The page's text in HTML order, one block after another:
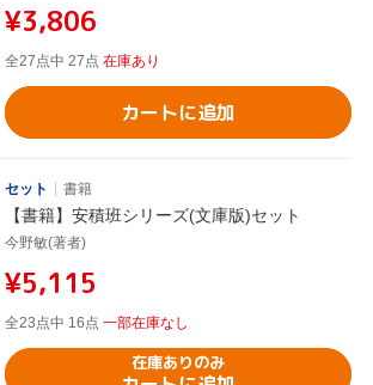
¥3,806
全27点中 27点 在庫あり
カートに追加
セット 書籍
【書籍】安積班シリーズ(文庫版)セット
今野敏(著者)
¥5,115
全23点中 16点 一部在庫なし
在庫ありのみ